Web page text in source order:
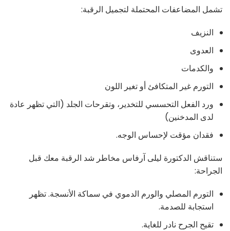
تشمل المضاعفات المحتملة لتجميل الرقبة:
النزيف
العدوى
والكدمات
التورم غير المتكافئ أو تغير اللون
ورد الفعل التحسسي للتخدير، وتقرحات الجلد (التي تظهر عادة
لدى المدخنين)
فقدان مؤقت لإحساس الوجه.
ستناقش الدكتورة ليلى آرفاس مخاطر شد الرقبة معك قبل
الجراحة:
التورم المصلي والورم الدموي في سماكة الأنسجة. تظهر
استجابة للصدمة.
تقيح الجرح نادر للغاية.